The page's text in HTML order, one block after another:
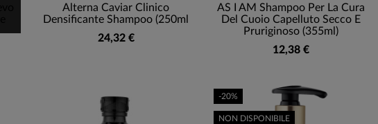
Alterna Caviar Clinico
Densificante Shampoo (250ml
24,32 €
AS I AM Shampoo Per La Cura
Del Cuoio Capelluto Secco E
Pruriginoso (355ml)
12,38 €
-20%
NON DISPONIBILE